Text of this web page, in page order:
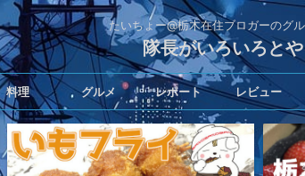
たいちょー@栃木在住ブロガーのグ
隊長がいろいろと
料理 グルメ レポート レビュー